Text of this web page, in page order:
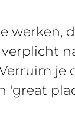
werken,
'great